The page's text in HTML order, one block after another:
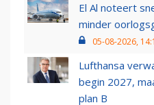
El Al noteert
minder
05-08-2026,
Lufthansa
begin 2027,
plan B